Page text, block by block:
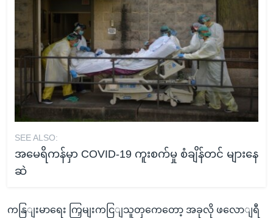
SEE ALSO:
အမေရိကန်မှာ COVID-19 ကူးစက်မှု စံချိန်တင် များနေ
ဆဲ
ကနြျးမာရေး ကြှမျးကငြျသူတှကေတော့ အခုလို ဖလောျရီ